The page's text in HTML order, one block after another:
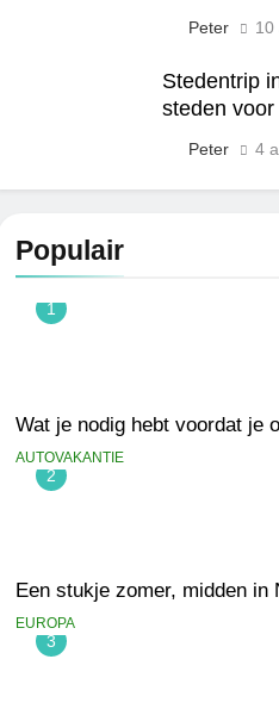
Peter 10
Stedentrip
steden
Peter 4
Populair
1
Wat je nodig hebt voordat je
AUTOVAKANTIE
2
Een stukje zomer, midden in
EUROPA
3